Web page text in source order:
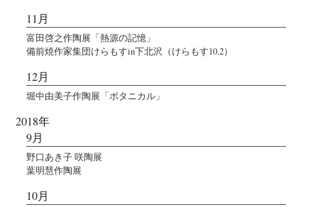
11月
富田啓之作陶展「熱源の記憶」
備前焼作家集団けらもすin下北沢（けらもす10.2）
12月
堀中由美子作陶展「ボタニカル」
2018年
9月
野口あき子 咲陶展
葉明慧作陶展
10月